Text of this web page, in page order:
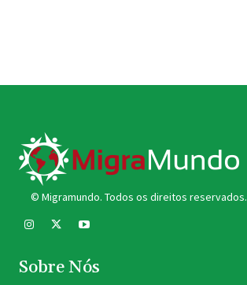
© Migramundo. Todos os direitos reservados.
Sobre Nós